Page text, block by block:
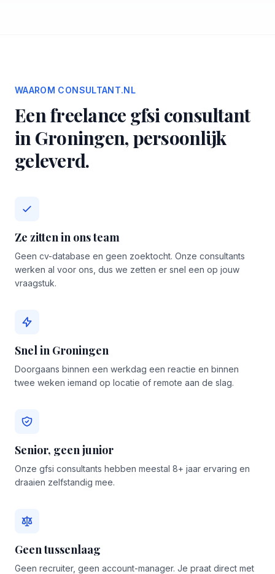
WAAROM CONSULTANT.NL
Een freelance gfsi consultant
in Groningen, persoonlijk
geleverd.
Ze zitten in ons team
Geen cv-database en geen zoektocht. Onze consultants
werken al voor ons, dus we zetten er snel een op jouw
vraagstuk.
Snel in Groningen
Doorgaans binnen een werkdag een reactie en binnen
twee weken iemand op locatie of remote aan de slag.
Senior, geen junior
Onze gfsi consultants hebben meestal 8+ jaar ervaring en
draaien zelfstandig mee.
Geen tussenlaag
Geen recruiter, geen account-manager. Je praat direct met